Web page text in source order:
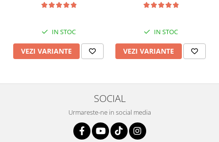
IN STOC
VEZI VARIANTE
IN STOC
VEZI VARIANTE
SOCIAL
Urmareste-ne in social media